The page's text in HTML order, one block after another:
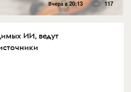
Вчера в 20:13 117
ИИ, ведут